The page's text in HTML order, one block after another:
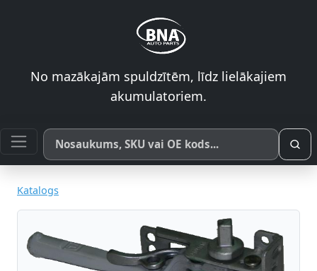
No mazākajām spuldzītēm, līdz lielākajiem
akumulatoriem.
Meklēt pēc produkta nosaukuma, SKU vai OE koda
Katalogs